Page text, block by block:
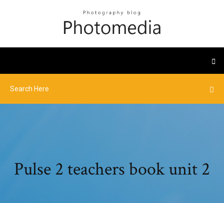
Pulse 2 teachers book unit 2